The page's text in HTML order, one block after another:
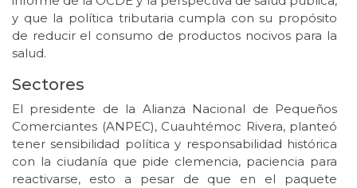
y que la política tributaria cumpla con su propósito
de reducir el consumo de productos nocivos para la
salud.
Sectores
El presidente de la Alianza Nacional de Pequeños
Comerciantes (ANPEC), Cuauhtémoc Rivera, planteó
tener sensibilidad política y responsabilidad histórica
con la ciudanía que pide clemencia, paciencia para
reactivarse, esto a pesar de que en el paquete